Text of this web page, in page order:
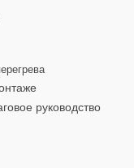
руководство